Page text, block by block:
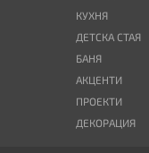
КУХНЯ
ДЕТСКА СТАЯ
БАНЯ
АКЦЕНТИ
ПРОЕКТИ
ДЕКОРАЦИЯ